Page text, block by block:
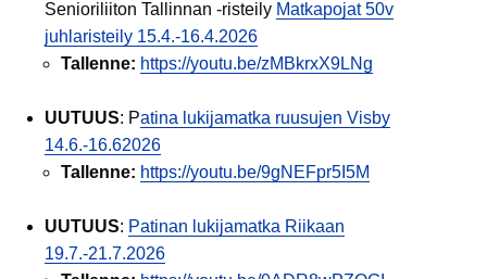
Senioriliiton Tallinnan -risteily Matkapojat 50v
juhlaristeily 15.4.-16.4.2026
Tallenne: https://youtu.be/zMBkrxX9LNg
UUTUUS: Patina lukijamatka ruusujen Visby
14.6.-16.62026
Tallenne: https://youtu.be/9gNEFpr5I5M
UUTUUS: Patinan lukijamatka Riikaan
19.7.-21.7.2026